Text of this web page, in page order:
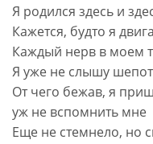
Я родился здесь и
Кажется, будто я
Каждый нерв в моем
Я уже не слышу
От чего бежав, я
уж не вспомнить мне
Еще не стемнело, но